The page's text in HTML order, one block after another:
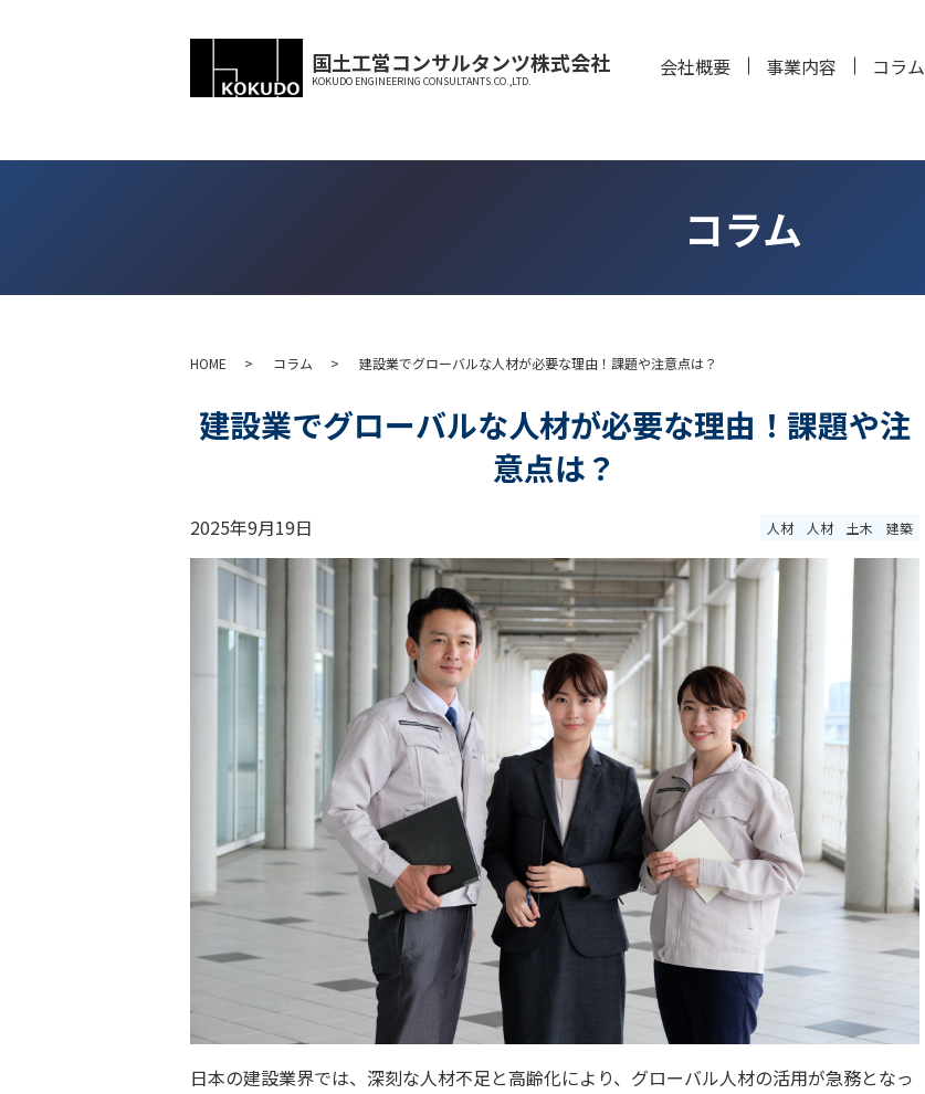
国土工営コンサルタンツ株式会社
KOKUDO ENGINEERING CONSULTANTS.CO.,LTD.
会社概要 事業内容 コラム
コラム
HOME コラム 建設業でグローバルな人材が必要な理由！課題や注意点は？
建設業でグローバルな人材が必要な理由！課題や注
意点は？
2025年9月19日 人材 人材 土木 建築
日本の建設業界では、深刻な人材不足と高齢化により、グローバル人材の活用が急務となっ